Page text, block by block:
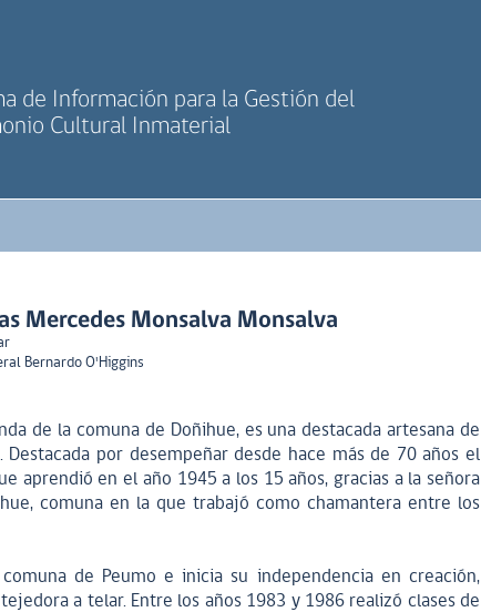
de Información para la Gestión del
Cultural Inmaterial
Mercedes Monsalva Monsalva
Bernardo O'Higgins
de la comuna de Doñihue, es una destacada artesana de
por desempeñar desde hace más de 70 años el
aprendió en el año 1945 a los 15 años, gracias a la señora
comuna en la que trabajó como chamantera entre los
de Peumo e inicia su independencia en creación,
a telar. Entre los años 1983 y 1986 realizó clases de